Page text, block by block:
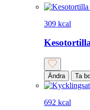
309 kcal
Ändra Ta
692 kcal